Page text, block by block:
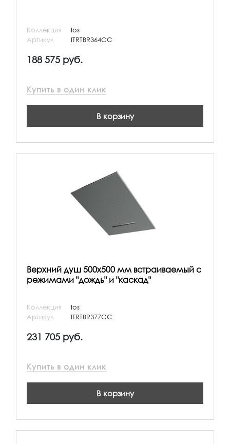
Коллекция
Ios
Артикул
ITRTBR364CC
188 575 руб.
Купить в один клик
В корзину
Верхний душ 500х500 мм встраиваемый с
режимами "дождь" и "каскад"
Коллекция
Ios
Артикул
ITRTBR377CC
231 705 руб.
Купить в один клик
В корзину